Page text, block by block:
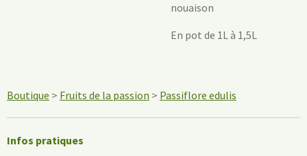
nouaison
En pot de 1L à 1,5L
Boutique > Fruits de la passion > Passiflore edulis
Infos pratiques